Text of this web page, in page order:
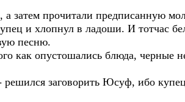
затем прочитали предписанную
и хлопнул в ладоши. И тотчас
песню.
как опустошались блюда, черные
заговорить Юсуф, ибо